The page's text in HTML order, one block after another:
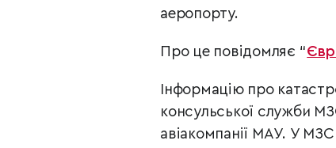
аеропорту.
Про це повідомляє “
Інформацію про
консульської служби
авіакомпанії МАУ. У